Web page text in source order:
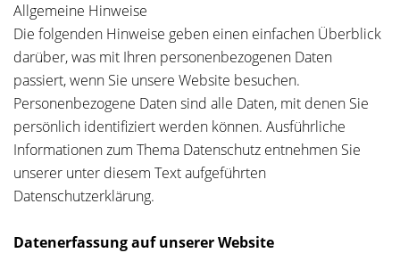
Allgemeine Hinweise
Die folgenden Hinweise geben einen einfachen Überblick
darüber, was mit Ihren personenbezogenen Daten
passiert, wenn Sie unsere Website besuchen.
Personenbezogene Daten sind alle Daten, mit denen Sie
persönlich identifiziert werden können. Ausführliche
Informationen zum Thema Datenschutz entnehmen Sie
unserer unter diesem Text aufgeführten
Datenschutzerklärung.
Datenerfassung auf unserer Website